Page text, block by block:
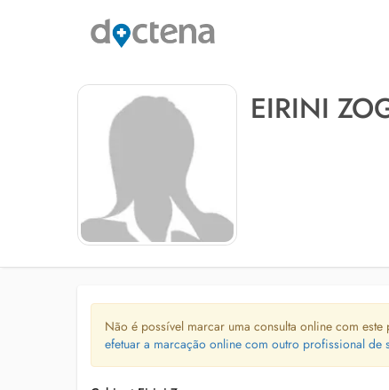
EIRINI
Não é possível marcar uma consulta online com este
efetuar a marcação online com outro profissional de